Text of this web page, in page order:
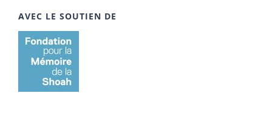
AVEC LE SOUTIEN DE